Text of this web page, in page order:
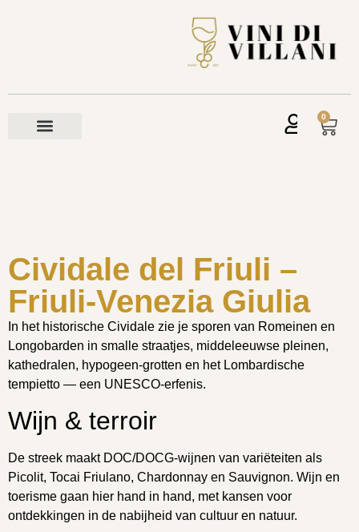
0
Cividale del Friuli –
Friuli-Venezia Giulia
In het historische Cividale zie je sporen van Romeinen en
Longobarden in smalle straatjes, middeleeuwse pleinen,
kathedralen, hypogeen-grotten en het Lombardische
tempietto — een UNESCO-erfenis.
Wijn & terroir
De streek maakt DOC/DOCG-wijnen van variëteiten als
Picolit, Tocai Friulano, Chardonnay en Sauvignon. Wijn en
toerisme gaan hier hand in hand, met kansen voor
ontdekkingen in de nabijheid van cultuur en natuur.